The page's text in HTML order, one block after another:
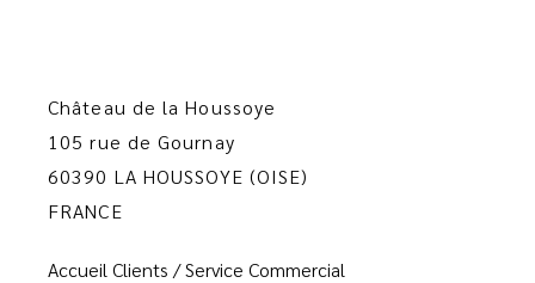
Château de la Houssoye
105 rue de Gournay
60390 LA HOUSSOYE (OISE)
FRANCE
Accueil Clients / Service Commercial